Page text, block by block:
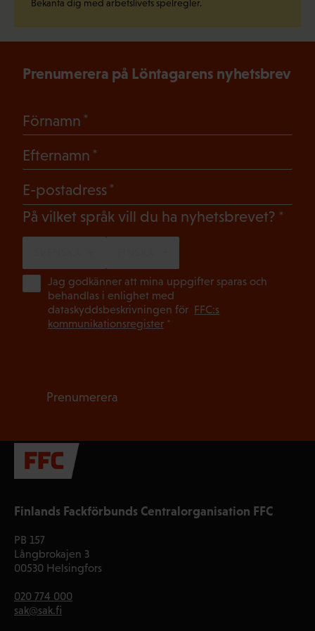
Bekanta dig med arbetslivets spelregler.
Finlands Fackförbunds Centralorganisation FFC
PB 157
Långbrokajen 3
00530 Helsingfors
020 774 000
sak@sak.fi
Prenumerera på Löntagarens nyhetsbrev
Förnamn
Efternamn
E-postadress
På vilket språk vill du ha nyhetsbrevet?
Jag godkänner att mina uppgifter sparas och
behandlas i enlighet med
dataskyddsbeskrivningen för FFC:s
kommunikationsregister*
Prenumerera